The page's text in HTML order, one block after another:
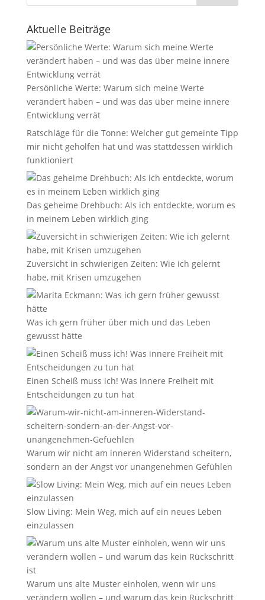
Aktuelle Beiträge
Persönliche Werte: Warum sich meine Werte
verändert haben – und was das über meine innere
Entwicklung verrät
Ratschläge für die Tonne: Welcher gut gemeinte Tipp
mir nicht geholfen hat und was stattdessen wirklich
funktioniert
Das geheime Drehbuch: Als ich entdeckte, worum es
in meinem Leben wirklich ging
Zuversicht in schwierigen Zeiten: Wie ich gelernt
habe, mit Krisen umzugehen
Was ich gern früher über mich und das Leben
gewusst hätte
Einen Scheiß muss ich! Was innere Freiheit mit
Entscheidungen zu tun hat
Warum wir nicht am inneren Widerstand scheitern,
sondern an der Angst vor unangenehmen Gefühlen
Slow Living: Mein Weg, mich auf ein neues Leben
einzulassen
Warum uns alte Muster einholen, wenn wir uns
verändern wollen – und warum das kein Rückschritt